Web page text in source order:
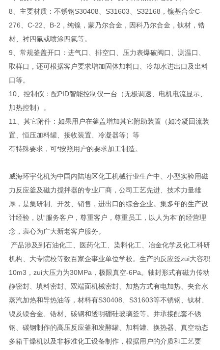
8、主要材质：不锈钢S30408、S31603、S32168，镍基合金C-
276、C-22、B-2，纯镍，蒙乃尔合金，因科乃尔合金，钛材，锆
材、衬四氟或喷涂四氟等。
9、常规釜盖开口：进气口、排空口、压力表爆破阀口、测温口、
取样口，还可根据客户要求增加固体加料口、冷却水进出口及出料
口等。
10、控制仪：配PID智能控制仪一台（无极调速、电机电流显示、
加热控制）。
11、其它附件：如果用户在釜盖增加其它附助装置（如冷凝回流装
置、恒压加料罐、接收装置、冷凝器等）等
有特殊要求，可*按照用户的要求加工制造。
威海环宇化机为中国内陆地区化工机械行业生产中、小型实验用磁
力反应釜及磁力搅拌器的专业厂商，公司工艺先进、技术力量雄
厚，是集研制、开发、销售，进出口的综合企业。集多年的生产设
计经验，以“服务客户，尊重客户，尊重员工，以人为本”的经营理
念，衷心为广大新老客户服务。
产品涉及到石油化工、医药化工、染料化工、冶金化学及化工科研
机构、大专院校等数百家企事业单位学校。生产的反应釜zui大容积
10m3，zui大压力为30MPa，极限真空-6Pa。轴封形式有磁力传动
静密封、填料密封、双端面机械密封、加热方式有电加热、夹套水
蒸汽加热和导热油等，材料有S30408、S31603等不锈钢、钛材、
镍及镍合金、锆材、碳钢和透明硼硅玻璃釜等。并承接配套不锈
钢、碳钢制作的高压反应釜和发酵罐、加料罐、换热器、真空动态
多箱干燥机以及非标准化工设备制作，根据用户的介质和工艺要